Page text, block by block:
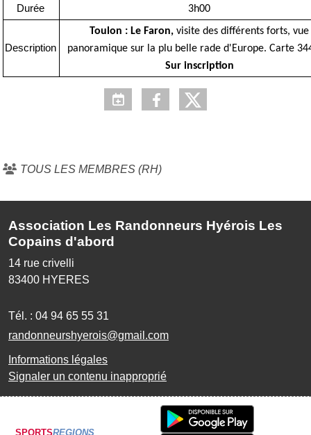
Durée 3h00
Description
Toulon : Le Faron, visite des différents forts, vue
panoramique sur la plu belle rade d'Europe. Carte
Sur inscription
TOUS LES MEMBRES (RH)
Association Les Randonneurs Hyérois Les
Copains d'abord
14 rue crivelli
83400 HYERES
Tél. : 04 94 65 55 31
randonneurshyerois@gmail.com
Informations légales
Signaler un contenu inapproprié
SPORTSREGIONS